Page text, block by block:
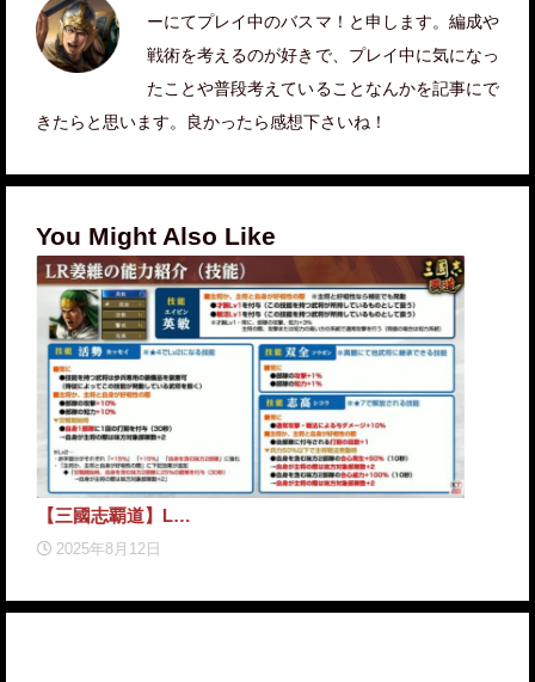
ーにてプレイ中のバスマ！と申します。編成や
戦術を考えるのが好きで、プレイ中に気になっ
たことや普段考えていることなんかを記事にで
きたらと思います。良かったら感想下さいね！
You Might Also Like
【三國志覇道】L…
2025年8月12日